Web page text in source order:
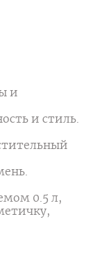
и
и стиль.
0.5 л,